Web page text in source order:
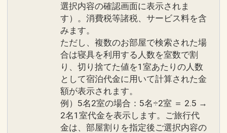
選択内容の確認画面に表示されま
す）。消費税等諸税、サービス料を含
みます。
ただし、複数のお部屋で検索された場
合は寝具を利用する人数を室数で割
り、切り捨てた値を1室あたりの人数
として宿泊代金に用いて計算された金
額が表示されます。
例）5名2室の場合：5名÷2室 ＝ 2.5 →
2名1室代金を表示します。ご旅行代
金は、部屋割りを指定後ご選択内容の